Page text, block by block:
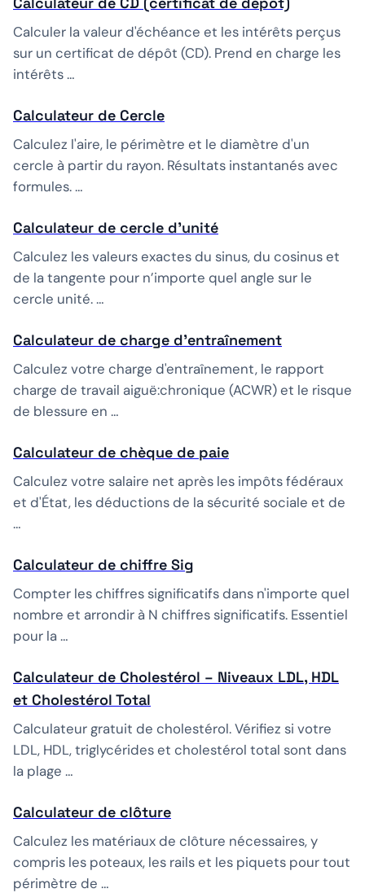
Calculer la valeur d'échéance et les intérêts perçus
sur un certificat de dépôt (CD). Prend en charge les
intérêts …
Calculateur de Cercle
Calculez l'aire, le périmètre et le diamètre d'un
cercle à partir du rayon. Résultats instantanés avec
formules. …
Calculateur de cercle d'unité
Calculez les valeurs exactes du sinus, du cosinus et
de la tangente pour n’importe quel angle sur le
cercle unité. …
Calculateur de charge d'entraînement
Calculez votre charge d'entraînement, le rapport
charge de travail aiguë:chronique (ACWR) et le risque
de blessure en …
Calculateur de chèque de paie
Calculez votre salaire net après les impôts fédéraux
et d'État, les déductions de la sécurité sociale et de
…
Calculateur de chiffre Sig
Compter les chiffres significatifs dans n'importe quel
nombre et arrondir à N chiffres significatifs. Essentiel
pour la …
Calculateur de Cholestérol – Niveaux LDL, HDL
et Cholestérol Total
Calculateur gratuit de cholestérol. Vérifiez si votre
LDL, HDL, triglycérides et cholestérol total sont dans
la plage …
Calculateur de clôture
Calculez les matériaux de clôture nécessaires, y
compris les poteaux, les rails et les piquets pour tout
périmètre de …